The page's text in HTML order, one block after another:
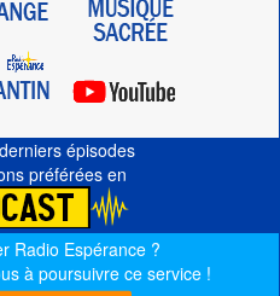
épisodes
préférées en
Radio Espérance ?
à poursuivre ce service !